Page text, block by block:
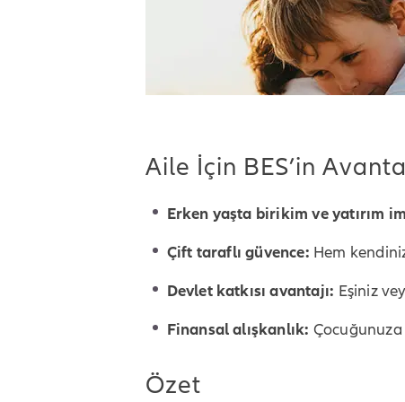
Aile İçin BES’in
Erken yaşta birikim ve yatırım
Çift taraflı güvence: Hem
Devlet katkısı avantajı: Eşiniz
Finansal alışkanlık:
Özet